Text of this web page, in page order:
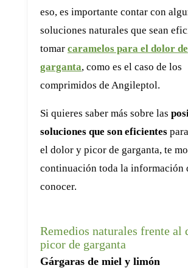
eso, es importante contar con
soluciones naturales que sean
tomar caramelos para el dolor de
garganta, como es el caso de los
comprimidos de Angileptol.
Si quieres saber más sobre las
soluciones que son eficientes
el dolor y picor de garganta, te
continuación toda la información
conocer.
Remedios naturales frente al
picor de garganta
Gárgaras de miel y limón